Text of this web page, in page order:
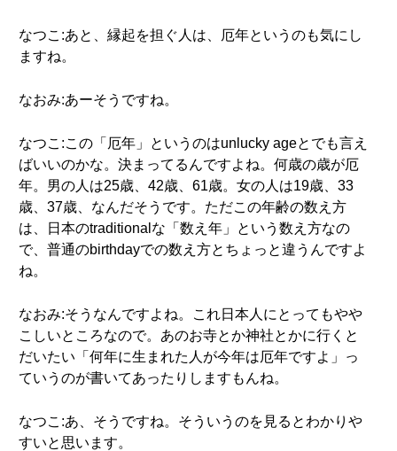
なつこ:あと、縁起を担ぐ人は、厄年というのも気にし
ますね。
なおみ:あーそうですね。
なつこ:この「厄年」というのはunlucky ageとでも言え
ばいいのかな。決まってるんですよね。何歳の歳が厄
年。男の人は25歳、42歳、61歳。女の人は19歳、33
歳、37歳、なんだそうです。ただこの年齢の数え方
は、日本のtraditionalな「数え年」という数え方なの
で、普通のbirthdayでの数え方とちょっと違うんですよ
ね。
なおみ:そうなんですよね。これ日本人にとってもやや
こしいところなので。あのお寺とか神社とかに行くと
だいたい「何年に生まれた人が今年は厄年ですよ」っ
ていうのが書いてあったりしますもんね。
なつこ:あ、そうですね。そういうのを見るとわかりや
すいと思います。